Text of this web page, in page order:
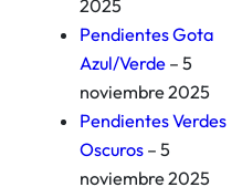
2025
Pendientes Gota
Azul/Verde – 5
noviembre 2025
Pendientes Verdes
Oscuros – 5
noviembre 2025